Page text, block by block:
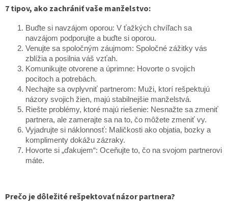
7 tipov, ako zachrániť vaše manželstvo:
Buďte si navzájom oporou: V ťažkých chvíľach sa
navzájom podporujte a buďte si oporou.
Venujte sa spoločným záujmom: Spoločné zážitky vás
zblížia a posilnia váš vzťah.
Komunikujte otvorene a úprimne: Hovorte o svojich
pocitoch a potrebách.
Nechajte sa ovplyvniť partnerom: Muži, ktorí rešpektujú
názory svojich žien, majú stabilnejšie manželstvá.
Riešte problémy, ktoré majú riešenie: Nesnažte sa zmeniť
partnera, ale zamerajte sa na to, čo môžete zmeniť vy.
Vyjadrujte si náklonnosť: Maličkosti ako objatia, bozky a
komplimenty dokážu zázraky.
Hovorte si „ďakujem“: Oceňujte to, čo na svojom partnerovi
máte.
Prečo je dôležité rešpektovať názor partnera?